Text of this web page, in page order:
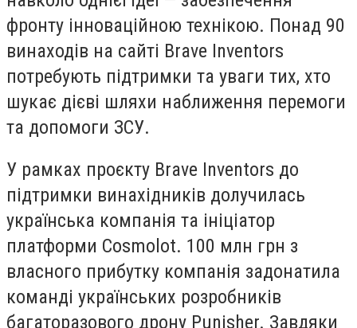
фронту інноваційною технікою. Понад 90
винаходів на сайті Brave Inventors
потребують підтримки та уваги тих, хто
шукає дієві шляхи наближення перемоги
та допомоги ЗСУ.
У рамках проєкту Brave Inventors до
підтримки винахідників долучилась
українська компанія та ініціатор
платформи Cosmolot. 100 млн грн з
власного прибутку компанія задонатила
команді українських розробників
багаторазового дрону Punisher. Завдяки